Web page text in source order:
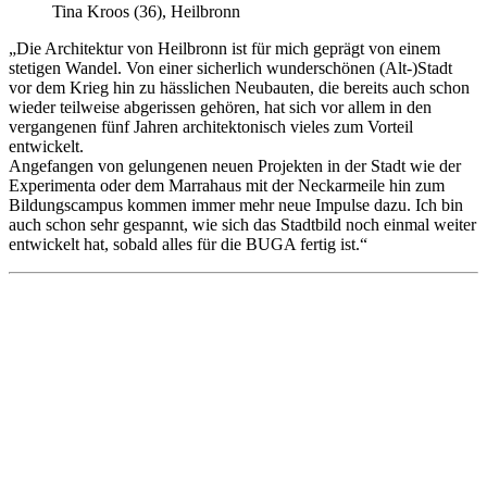
Tina Kroos (36), Heilbronn
„Die Architektur von Heilbronn ist für mich geprägt von einem
stetigen Wandel. Von einer sicherlich wunderschönen (Alt-)Stadt
vor dem Krieg hin zu hässlichen Neubauten, die bereits auch schon
wieder teilweise abgerissen gehören, hat sich vor allem in den
vergangenen fünf Jahren architektonisch vieles zum Vorteil
entwickelt.
Angefangen von gelungenen neuen Projekten in der Stadt wie der
Experimenta oder dem Marrahaus mit der Neckarmeile hin zum
Bildungscampus kommen immer mehr neue Impulse dazu. Ich bin
auch schon sehr gespannt, wie sich das Stadtbild noch einmal weiter
entwickelt hat, sobald alles für die BUGA fertig ist.“